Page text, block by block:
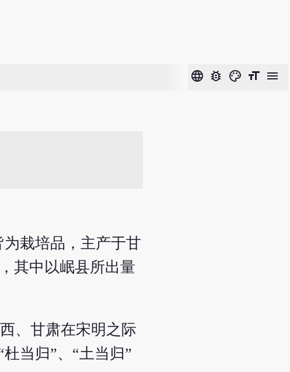
language bug_report color_lens format_size menu
为栽培品，主产于甘
其中以岷县所出量
、甘肃在宋明之际
当归”、“土当归”